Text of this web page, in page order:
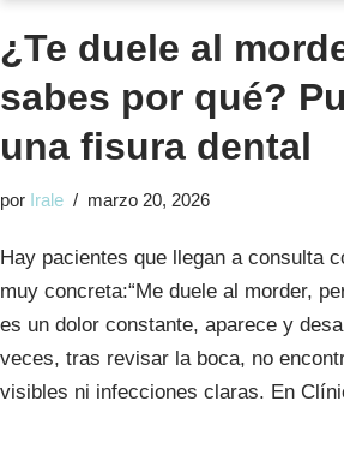
¿Te duele al
sabes por qué?
una fisura dental
por Irale marzo 20, 2026
Hay pacientes que llegan a consulta
muy concreta:“Me duele al morder,
es un dolor constante, aparece y
veces, tras revisar la boca, no
visibles ni infecciones claras. En